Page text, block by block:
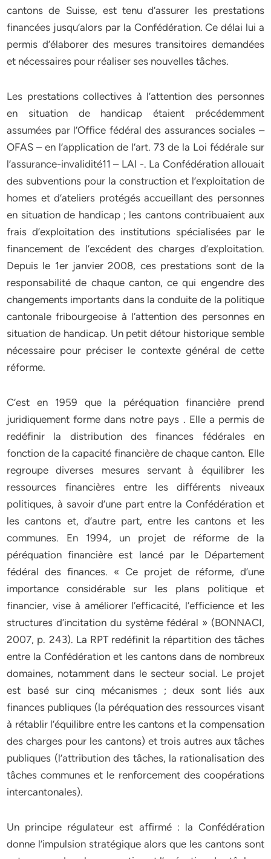
cantons de Suisse, est tenu d’assurer les prestations
financées jusqu’alors par la Confédération. Ce délai lui a
permis d’élaborer des mesures transitoires demandées
et nécessaires pour réaliser ses nouvelles tâches.
Les prestations collectives à l’attention des personnes
en situation de handicap étaient précédemment
assumées par l’Office fédéral des assurances sociales –
OFAS – en l’application de l’art. 73 de la Loi fédérale sur
l’assurance-invalidité11 – LAI -. La Confédération allouait
des subventions pour la construction et l’exploitation de
homes et d’ateliers protégés accueillant des personnes
en situation de handicap ; les cantons contribuaient aux
frais d’exploitation des institutions spécialisées par le
financement de l’excédent des charges d’exploitation.
Depuis le 1er janvier 2008, ces prestations sont de la
responsabilité de chaque canton, ce qui engendre des
changements importants dans la conduite de la politique
cantonale fribourgeoise à l’attention des personnes en
situation de handicap. Un petit détour historique semble
nécessaire pour préciser le contexte général de cette
réforme.
C’est en 1959 que la péréquation financière prend
juridiquement forme dans notre pays . Elle a permis de
redéfinir la distribution des finances fédérales en
fonction de la capacité financière de chaque canton. Elle
regroupe diverses mesures servant à équilibrer les
ressources financières entre les différents niveaux
politiques, à savoir d’une part entre la Confédération et
les cantons et, d’autre part, entre les cantons et les
communes. En 1994, un projet de réforme de la
péréquation financière est lancé par le Département
fédéral des finances. « Ce projet de réforme, d’une
importance considérable sur les plans politique et
financier, vise à améliorer l’efficacité, l’efficience et les
structures d’incitation du système fédéral » (BONNACI,
2007, p. 243). La RPT redéfinit la répartition des tâches
entre la Confédération et les cantons dans de nombreux
domaines, notamment dans le secteur social. Le projet
est basé sur cinq mécanismes ; deux sont liés aux
finances publiques (la péréquation des ressources visant
à rétablir l’équilibre entre les cantons et la compensation
des charges pour les cantons) et trois autres aux tâches
publiques (l’attribution des tâches, la rationalisation des
tâches communes et le renforcement des coopérations
intercantonales).
Un principe régulateur est affirmé : la Confédération
donne l’impulsion stratégique alors que les cantons sont